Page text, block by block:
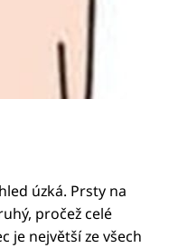
úzká. Prsty na
pročež celé
je největší ze všech